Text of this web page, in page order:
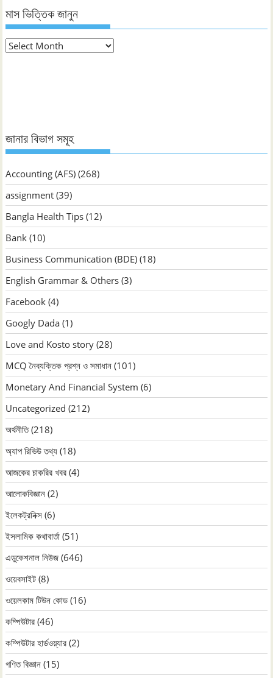
মাস ভিত্তিক জানুন
মাস
জানার বিভাগ সমূহ
Accounting (AFS) (268)
assignment (39)
Bangla Health Tips (12)
Bank (10)
Business Communication (BDE) (18)
English Grammar & Others (3)
Facebook (4)
Googly Dada (1)
Love and Kosto story (28)
MCQ নৈব্যক্তিক প্রশ্ন ও সমাধান (101)
Monetary And Financial System (6)
Uncategorized (212)
অর্থনীতি(218)
অ্যাপ রিভিউ তথ্য (18)
আজকের চাকরির খবর (4)
আলোকবিজ্ঞান (2)
ইলেকট্রনিক্স (6)
ইসলামিক কথাবার্তা (51)
এডুকেশনাল নিউজ (646)
ওয়েবসাইট (8)
ওয়েলকাম টিউন কোড (16)
কম্পিউটার (46)
কম্পিউটার হার্ডওয়্যার (2)
গণিত বিজ্ঞান (15)